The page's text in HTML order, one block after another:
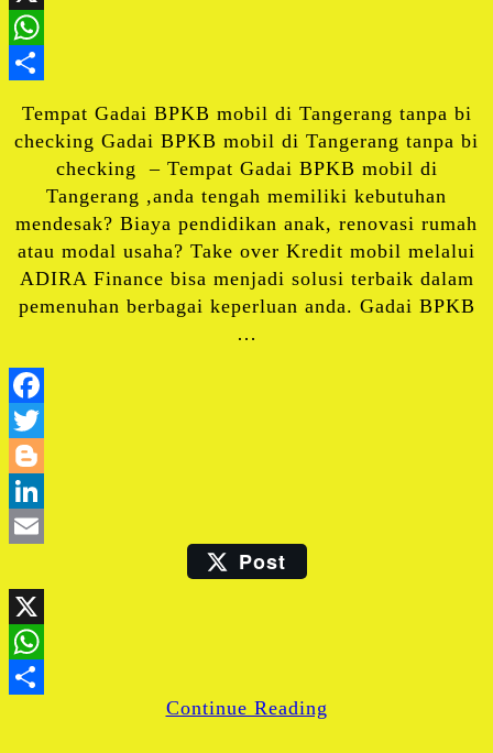
Tempat Gadai BPKB mobil di Tangerang tanpa bi
checking Gadai BPKB mobil di Tangerang tanpa bi
checking – Tempat Gadai BPKB mobil di
Tangerang ,anda tengah memiliki kebutuhan
mendesak? Biaya pendidikan anak, renovasi rumah
atau modal usaha? Take over Kredit mobil melalui
ADIRA Finance bisa menjadi solusi terbaik dalam
pemenuhan berbagai keperluan anda. Gadai BPKB
…
Email Post
Share
Continue Reading